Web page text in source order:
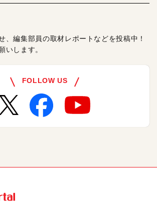
、編集部員の取材レポートなどを投稿中！
いします。
FOLLOW US